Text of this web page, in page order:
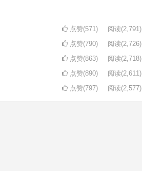
点赞(571) 阅读(2,791)
点赞(790) 阅读(2,726)
点赞(863) 阅读(2,718)
点赞(890) 阅读(2,611)
点赞(797) 阅读(2,577)